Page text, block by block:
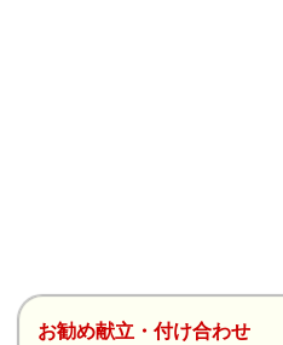
お勧め献立・付け合わせ